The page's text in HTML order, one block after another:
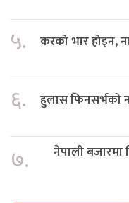
५. करको भार होइन,
६. हुलास फिनसर्भको
७.
नेपाली